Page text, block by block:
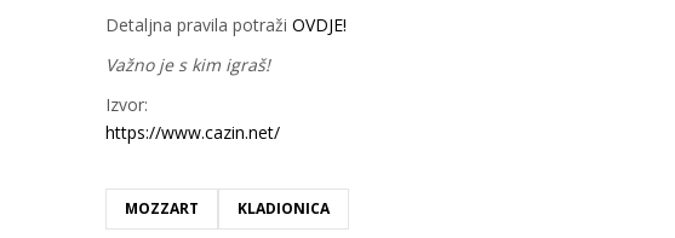
Detaljna pravila potraži OVDJE!
Važno je s kim igraš!
Izvor:
https://www.cazin.net/
MOZZART KLADIONICA